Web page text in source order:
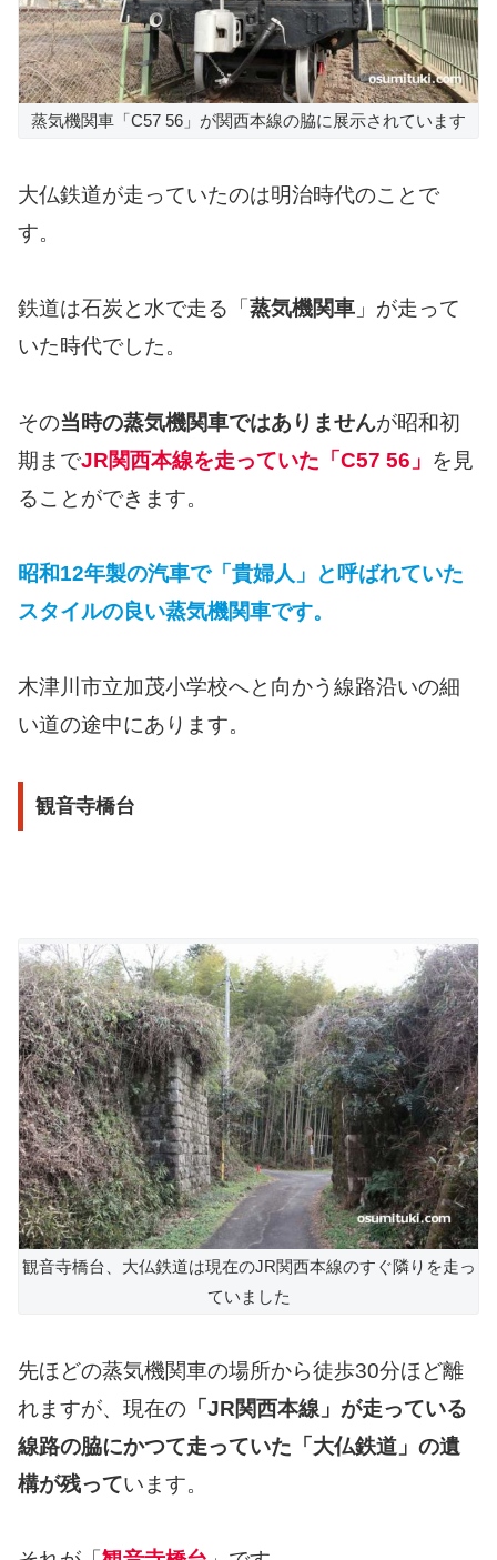
蒸気機関車「C57 56」が関西本線の脇に展示されています
大仏鉄道が走っていたのは明治時代のことで
す。
鉄道は石炭と水で走る「 蒸気機関車 」が走って
いた時代でした。
その当時の蒸気機関車ではありませんが昭和初
期までJR関西本線を走っていた「C57 56」 を見
ることができます。
昭和12年製の汽車で「貴婦人」と呼ばれていた
スタイルの良い蒸気機関車です。
木津川市立加茂小学校へと向かう線路沿いの細
い道の途中にあります。
観音寺橋台
観音寺橋台、大仏鉄道は現在のJR関西本線のすぐ隣りを走っ
ていました
先ほどの蒸気機関車の場所から徒歩30分ほど離
れますが、現在の 「JR関西本線」が走っている
線路の脇にかつて走っていた「大仏鉄道」の遺
構が残っています。